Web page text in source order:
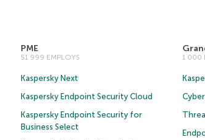
PME
51 999 EMPLOYS
Kaspersky Next
Kaspersky Endpoint Security Cloud
Kaspersky Endpoint Security for
Business Select
1 000